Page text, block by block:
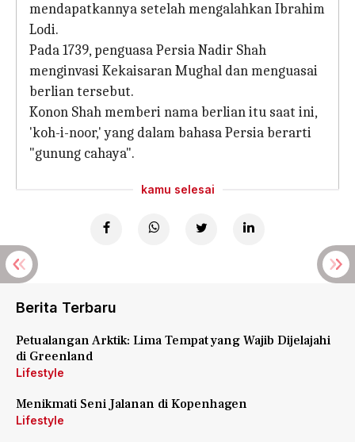
mendapatkannya setelah mengalahkan Ibrahim
Lodi.
Pada 1739, penguasa Persia Nadir Shah
menginvasi Kekaisaran Mughal dan menguasai
berlian tersebut.
Konon Shah memberi nama berlian itu saat ini,
'koh-i-noor,' yang dalam bahasa Persia berarti
"gunung cahaya".
kamu selesai
Berita Terbaru
Petualangan Arktik: Lima Tempat yang Wajib Dijelajahi
di Greenland
Lifestyle
Menikmati Seni Jalanan di Kopenhagen
Lifestyle